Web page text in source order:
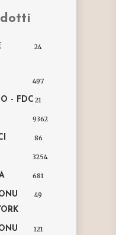
24
497
- FDC 21
9362
86
3254
681
49
121